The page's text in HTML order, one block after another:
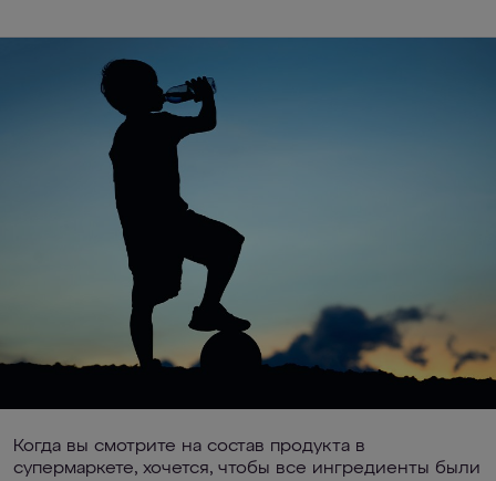
Когда вы смотрите на состав продукта в
супермаркете, хочется, чтобы все ингредиенты были